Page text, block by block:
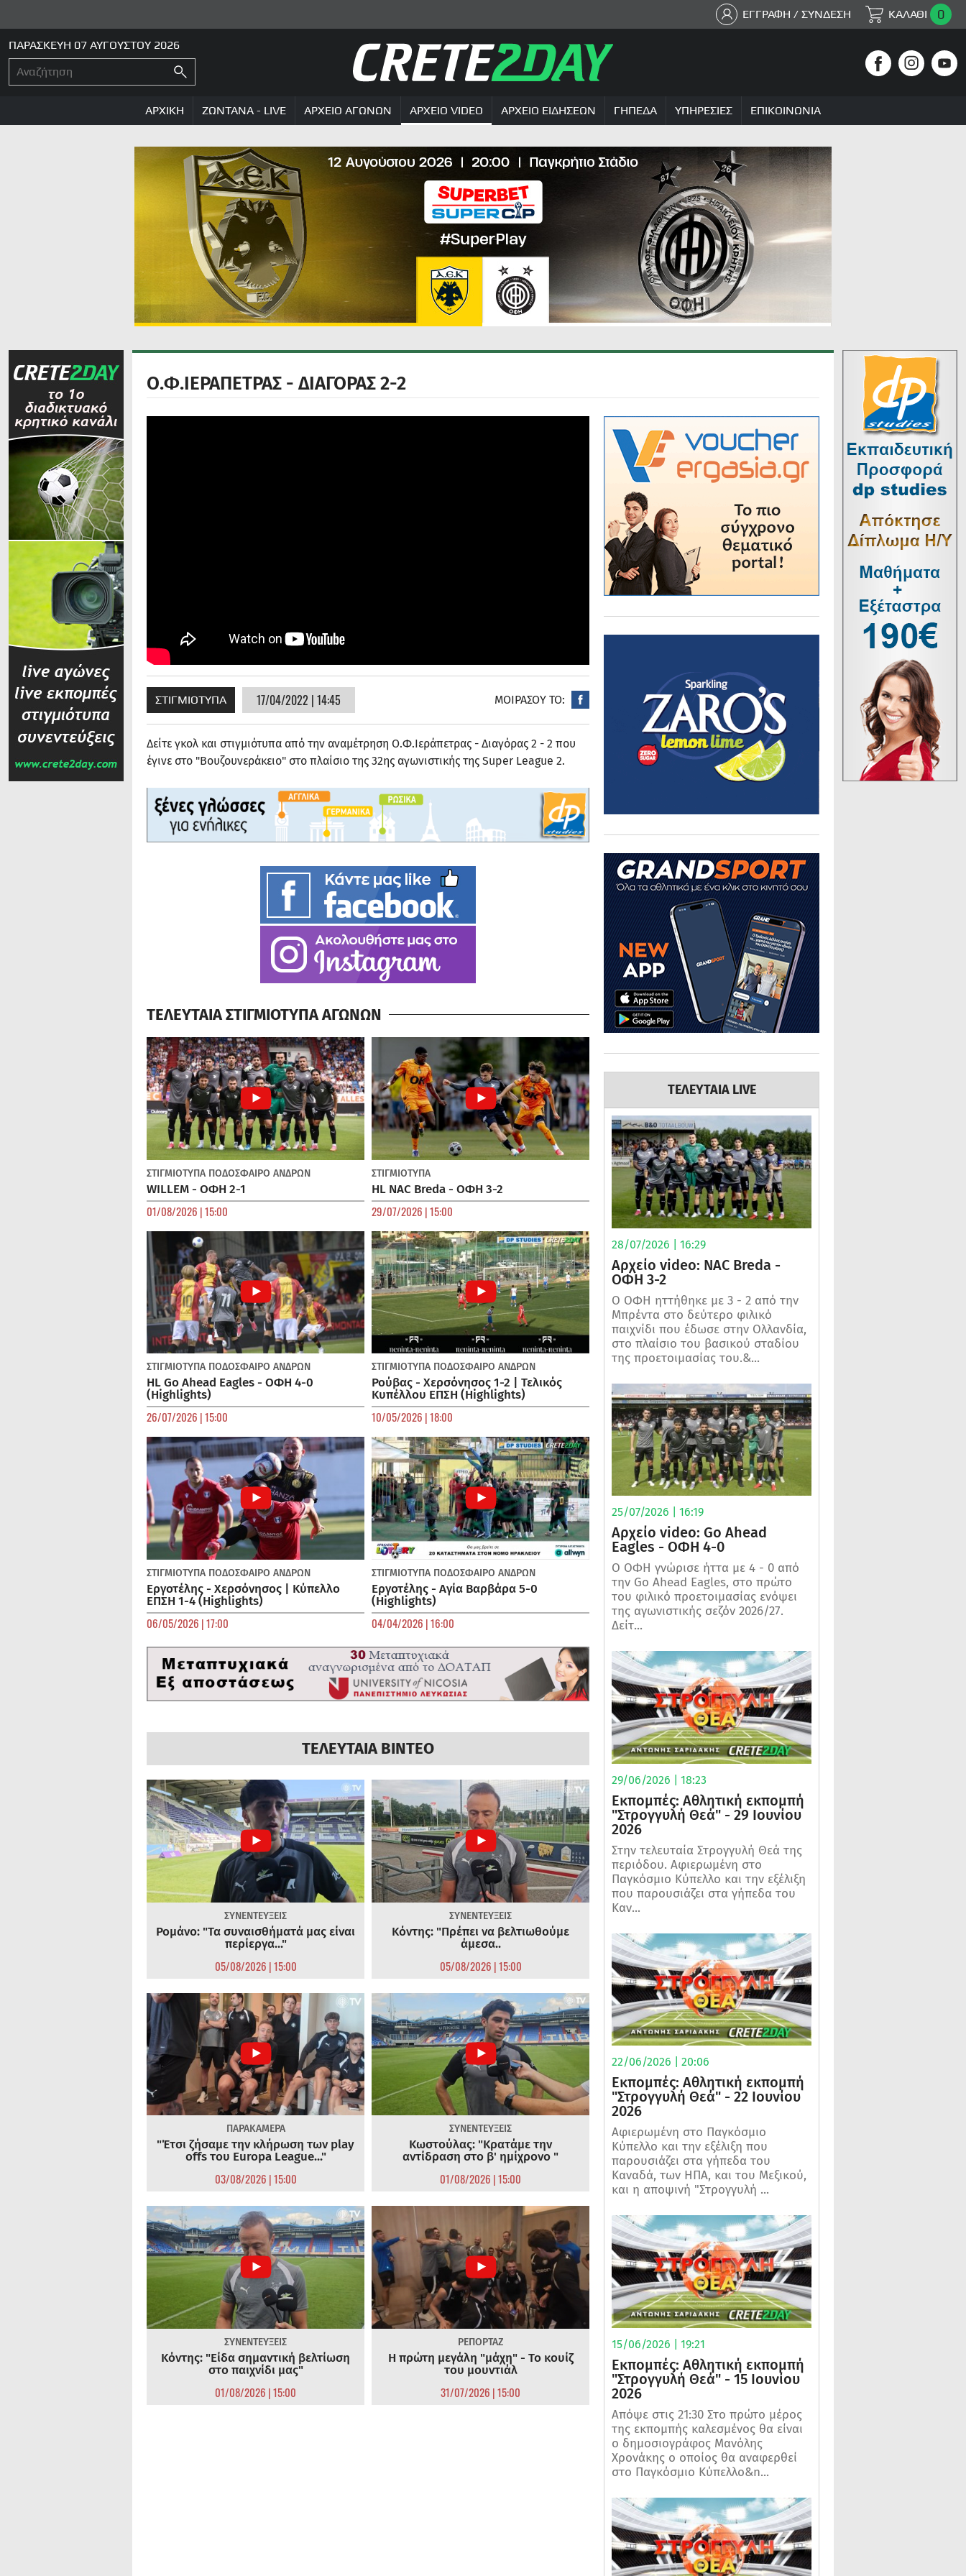
ΕΓΓΡΑΦΗ / ΣΥΝΔΕΣΗ ΚΑΛΑΘΙ 0
ΠΑΡΑΣΚΕΥΗ 07 ΑΥΓΟΥΣΤΟΥ 2026
ΑΡΧΙΚΗ ΖΩΝΤΑΝΑ - LIVE ΑΡΧΕΙΟ ΑΓΩΝΩΝ ΑΡΧΕΙΟ VIDEO ΑΡΧΕΙΟ ΕΙΔΗΣΕΩΝ ΓΗΠΕΔΑ ΥΠΗΡΕΣΙΕΣ ΕΠΙΚΟΙΝΩΝΙΑ
Ο.Φ.ΙΕΡΑΠΕΤΡΑΣ - ΔΙΑΓΟΡΑΣ 2-2
ΣΤΙΓΜΙΟΤΥΠΑ 17/04/2022 | 14:45 ΜΟΙΡΑΣΟΥ ΤΟ:
Δείτε γκολ και στιγμιότυπα από την αναμέτρηση Ο.Φ.Ιεράπετρας - Διαγόρας 2 - 2 που
έγινε στο "Βουζουνεράκειο" στο πλαίσιο της 32ης αγωνιστικής της Super League 2.
ΤΕΛΕΥΤΑΙΑ ΣΤΙΓΜΙΟΤΥΠΑ ΑΓΩΝΩΝ
ΣΤΙΓΜΙΟΤΥΠΑ ΠΟΔΌΣΦΑΙΡΟ ΑΝΔΡΏΝ
WILLEM - ΟΦΗ 2-1
01/08/2026 | 15:00
ΣΤΙΓΜΙΟΤΥΠΑ
HL NAC Breda - ΟΦΗ 3-2
29/07/2026 | 15:00
ΣΤΙΓΜΙΟΤΥΠΑ ΠΟΔΌΣΦΑΙΡΟ ΑΝΔΡΏΝ
HL Go Ahead Eagles - ΟΦΗ 4-0
(Highlights)
26/07/2026 | 15:00
ΣΤΙΓΜΙΟΤΥΠΑ ΠΟΔΌΣΦΑΙΡΟ ΑΝΔΡΏΝ
Ρούβας - Χερσόνησος 1-2 | Τελικός
Κυπέλλου ΕΠΣΗ (Highlights)
10/05/2026 | 18:00
ΣΤΙΓΜΙΟΤΥΠΑ ΠΟΔΌΣΦΑΙΡΟ ΑΝΔΡΏΝ
Εργοτέλης - Χερσόνησος | Κύπελλο
ΕΠΣΗ 1-4 (Highlights)
06/05/2026 | 17:00
ΣΤΙΓΜΙΟΤΥΠΑ ΠΟΔΌΣΦΑΙΡΟ ΑΝΔΡΏΝ
Εργοτέλης - Αγία Βαρβάρα 5-0
(Highlights)
04/04/2026 | 16:00
ΤΕΛΕΥΤΑΙΑ ΒΙΝΤΕΟ
ΣΥΝΕΝΤΕΥΞΕΙΣ
Ρομάνο: "Τα συναισθήματά μας είναι
περίεργα..."
05/08/2026 | 15:00
ΣΥΝΕΝΤΕΥΞΕΙΣ
Κόντης: "Πρέπει να βελτιωθούμε
άμεσα..
05/08/2026 | 15:00
ΠΑΡΑΚΑΜΕΡΑ
"Έτσι ζήσαμε την κλήρωση των play
offs του Europa League..."
03/08/2026 | 15:00
ΣΥΝΕΝΤΕΥΞΕΙΣ
Κωστούλας: "Κρατάμε την
αντίδραση στο β' ημίχρονο "
01/08/2026 | 15:00
ΣΥΝΕΝΤΕΥΞΕΙΣ
Κόντης: "Είδα σημαντική βελτίωση
στο παιχνίδι μας"
01/08/2026 | 15:00
ΡΕΠΟΡΤΑΖ
Η πρώτη μεγάλη "μάχη" - Το κουίζ
του μουντιάλ
31/07/2026 | 15:00
ΤΕΛΕΥΤΑΙΑ LIVE
28/07/2026 | 16:29
Αρχείο video: NAC Breda -
ΟΦΗ 3-2
Ο ΟΦΗ ηττήθηκε με 3 - 2 από την
Μπρέντα στο δεύτερο φιλικό
παιχνίδι που έδωσε στην Ολλανδία,
στο πλαίσιο του βασικού σταδίου
της προετοιμασίας του.&...
25/07/2026 | 16:19
Αρχείο video: Go Ahead
Eagles - ΟΦΗ 4-0
Ο ΟΦΗ γνώρισε ήττα με 4 - 0 από
την Go Ahead Eagles, στο πρώτο
του φιλικό προετοιμασίας ενόψει
της αγωνιστικής σεζόν 2026/27.
Δείτ...
29/06/2026 | 18:23
Εκπομπές: Αθλητική εκπομπή
"Στρογγυλή Θεά" - 29 Ιουνίου
2026
Στην τελευταία Στρογγυλή Θεά της
περιόδου. Αφιερωμένη στο
Παγκόσμιο Κύπελλο και την εξέλιξη
που παρουσιάζει στα γήπεδα του
Καν...
22/06/2026 | 20:06
Εκπομπές: Αθλητική εκπομπή
"Στρογγυλή Θεά" - 22 Ιουνίου
2026
Αφιερωμένη στο Παγκόσμιο
Κύπελλο και την εξέλιξη που
παρουσιάζει στα γήπεδα του
Καναδά, των ΗΠΑ, και του Μεξικού,
και η αποψινή "Στρογγυλή ...
15/06/2026 | 19:21
Εκπομπές: Αθλητική εκπομπή
"Στρογγυλή Θεά" - 15 Ιουνίου
2026
Απόψε στις 21:30 Στο πρώτο μέρος
της εκπομπής καλεσμένος θα είναι
ο δημοσιογράφος Μανόλης
Χρονάκης ο οποίος θα αναφερθεί
στο Παγκόσμιο Κύπελλο&n...